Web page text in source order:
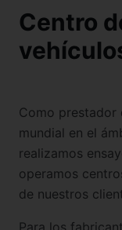
Centro
Como prestador
mundial en el
realizamos
operamos
de nuestros
Para los